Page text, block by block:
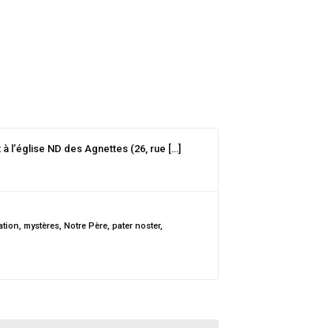
l’église ND des Agnettes (26, rue […]
, mystères, Notre Père, pater noster,